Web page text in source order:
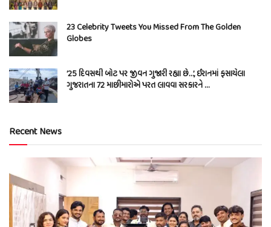
23 Celebrity Tweets You Missed From The Golden
Globes
’25 દિવસથી બોટ પર જીવન ગુજારી રહ્યા છે…’, ઈરાનમાં ફસાયેલા
ગુજરાતના 72 માછીમારોએ પરત લાવવા સરકારને …
Recent News